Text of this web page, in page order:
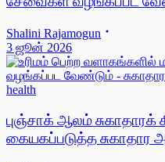
Shalini Rajamogun
3 ஜூன் 2026
health
புஞ்சாக் ஆலம் சுகாதாரக்
கையகப்படுத்த